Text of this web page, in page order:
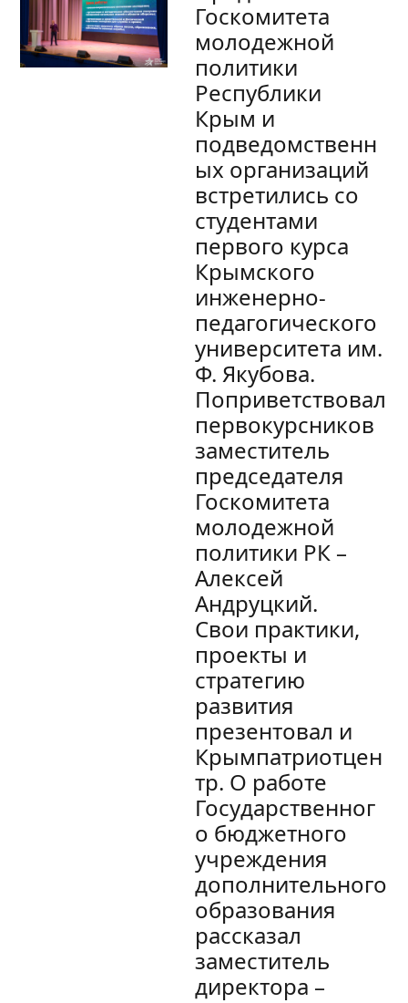
Госкомитета
молодежной
политики
Республики
Крым и
подведомственн
ых организаций
встретились со
студентами
первого курса
Крымского
инженерно-
педагогического
университета им.
Ф. Якубова.
Поприветствовал
первокурсников
заместитель
председателя
Госкомитета
молодежной
политики РК –
Алексей
Андруцкий.
Свои практики,
проекты и
стратегию
развития
презентовал и
Крымпатриотцен
тр. О работе
Государственног
о бюджетного
учреждения
дополнительного
образования
рассказал
заместитель
директора –